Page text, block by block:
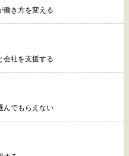
働き方を変える
会社を支援する
んでもらえない